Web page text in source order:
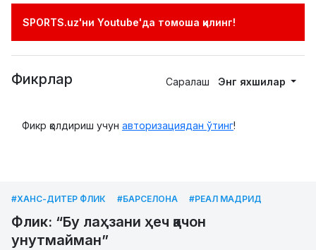
SPORTS.uz'ни Youtube'да томоша қилинг!
Фикрлар Саралаш Энг яхшилар
Фикр қолдириш учун авторизациядан ўтинг!
#ХАНС-ДИТЕР ФЛИК #БАРСЕЛОНА #РЕАЛ МАДРИД
Флик: “Бу лаҳзани ҳеч қачон
унутмайман”